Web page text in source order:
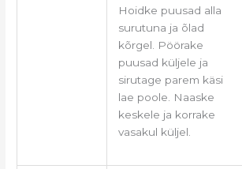
Hoidke puusad alla
surutuna ja õlad
kõrgel.
Pöörake
puusad küljele ja
sirutage parem käsi
lae poole. Naaske
keskele ja korrake
vasakul küljel.